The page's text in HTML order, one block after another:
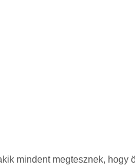
mindent megtesznek, hogy